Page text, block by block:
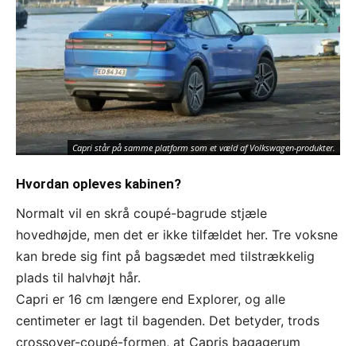
Capri står på samme platform som et væld af Volkswagen-produkter.
Hvordan opleves kabinen?
Normalt vil en skrå coupé-bagrude stjæle
hovedhøjde, men det er ikke tilfældet her. Tre voksne
kan brede sig fint på bagsædet med tilstrækkelig
plads til halvhøjt hår.
Capri er 16 cm længere end Explorer, og alle
centimeter er lagt til bagenden. Det betyder, trods
crossover-coupé-formen, at Capris bagagerum